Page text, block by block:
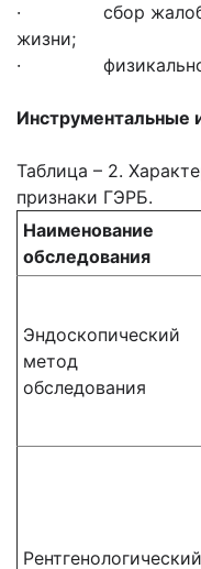
· сбор жалоб,
жизни;
· физикальное
Инструментальные
Таблица – 2.
признаки ГЭРБ.
Наименование
обследования
Эндоскопический
метод
обследования
Рентгенологический